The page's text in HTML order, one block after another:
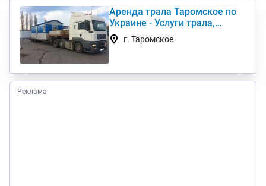
Аренда трала Таромское по
Украине - Услуги трала,
низкорамный трал
г. Таромское
Реклама